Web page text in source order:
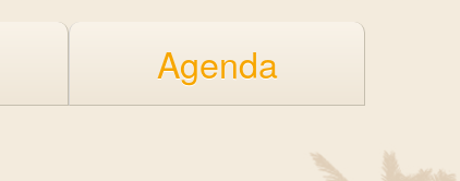
Agenda